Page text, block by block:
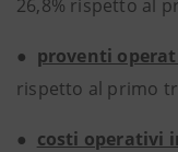
26,8% rispetto al
● proventi
rispetto al primo
● costi operativi